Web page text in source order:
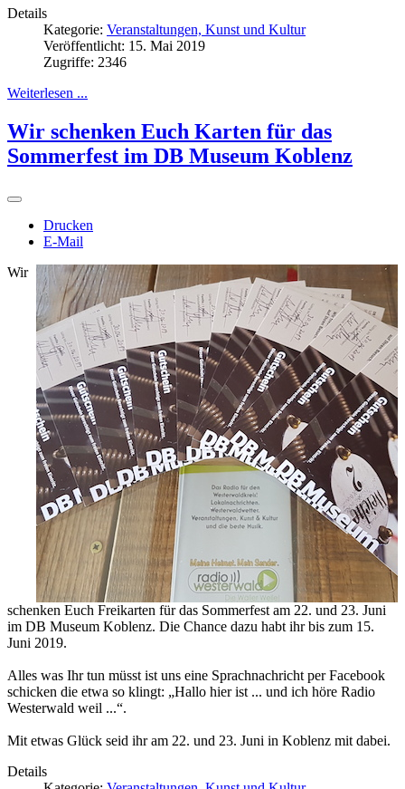
Details
Kategorie: Veranstaltungen, Kunst und Kultur
Veröffentlicht: 15. Mai 2019
Zugriffe: 2346
Weiterlesen ...
Wir schenken Euch Karten für das
Sommerfest im DB Museum Koblenz
Drucken
E-Mail
Wir
schenken Euch Freikarten für das Sommerfest am 22. und 23. Juni
im DB Museum Koblenz. Die Chance dazu habt ihr bis zum 15.
Juni 2019.
Alles was Ihr tun müsst ist uns eine Sprachnachricht per Facebook
schicken die etwa so klingt: „Hallo hier ist ... und ich höre Radio
Westerwald weil ...“.
Mit etwas Glück seid ihr am 22. und 23. Juni in Koblenz mit dabei.
Details